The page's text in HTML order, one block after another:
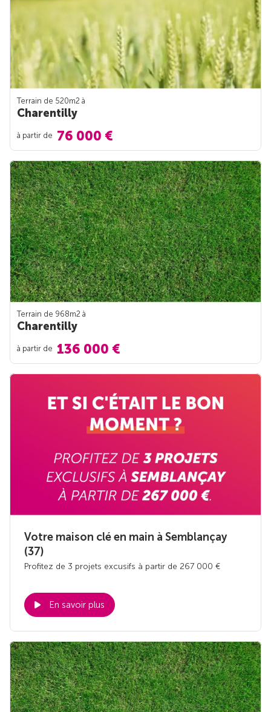
Terrain de 520m2 à
Charentilly
à partir de 76 000 €
Terrain de 968m2 à
Charentilly
à partir de 136 000 €
Votre maison clé en main à Semblançay
(37)
Profitez de 3 projets excusifs à partir de 267 000 €
En savoir plus